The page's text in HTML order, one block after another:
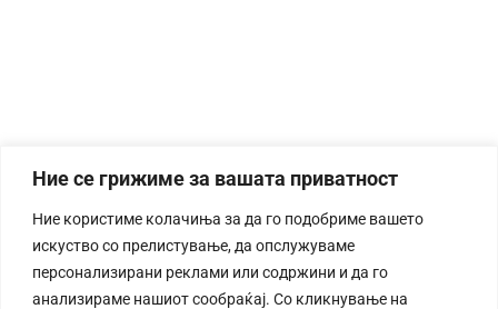
Ние се грижиме за вашата приватност
Ние користиме колачиња за да го подобриме вашето
искуство со прелистување, да опслужуваме
персонализирани реклами или содржини и да го
анализираме нашиот сообраќај. Со кликнување на